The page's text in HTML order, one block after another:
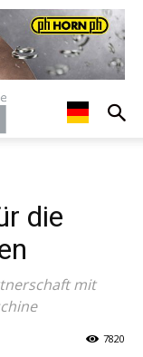
die
mit
7820